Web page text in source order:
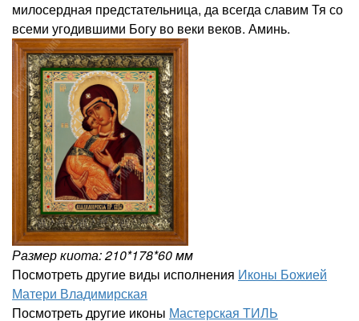
милосердная предстательница, да всегда славим Тя со
всеми угодившими Богу во веки веков. Аминь.
Размер киота: 210*178*60 мм
Посмотреть другие виды исполнения Иконы Божией
Матери Владимирская
Посмотреть другие иконы Мастерская ТИЛЬ